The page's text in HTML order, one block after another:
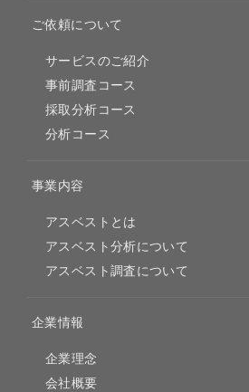
ご依頼について
サービスのご紹介
事前調査コース
採取分析コース
分析コース
事業内容
アスベストとは
アスベスト分析について
アスベスト調査について
企業情報
企業理念
会社概要